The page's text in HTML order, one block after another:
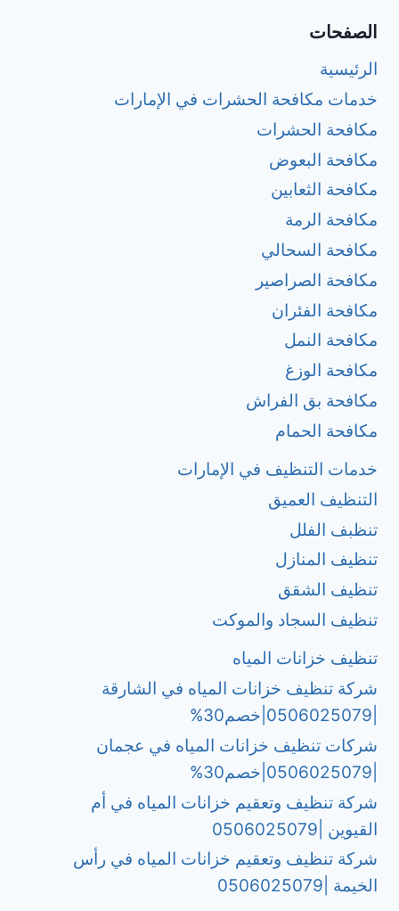
الصفحات
الرئيسية
خدمات مكافحة الحشرات في الإمارات
مكافحة الحشرات
مكافحة البعوض
مكافحة الثعابين
مكافحة الرمة
مكافحة السحالي
مكافحة الصراصير
مكافحة الفئران
مكافحة النمل
مكافحة الوزغ
مكافحة بق الفراش
مكافحة الحمام
خدمات التنظيف في الإمارات
التنظيف العميق
تنظبف الفلل
تنظيف المنازل
تنظيف الشقق
تنظيف السجاد والموكت
تنظيف خزانات المياه
شركة تنظيف خزانات المياه في الشارقة
شركات تنظيف خزانات المياه في عجمان
شركة تنظيف وتعقيم خزانات المياه في أم
القيوين |0506025079
شركة تنظيف وتعقيم خزانات المياه في رأس
الخيمة |0506025079